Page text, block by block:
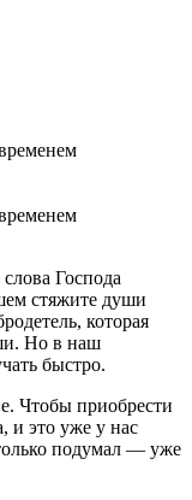
Господа
стяжите души
которая
Но в наш
быстро.
Чтобы приобрести
и это уже у нас
подумал — уже